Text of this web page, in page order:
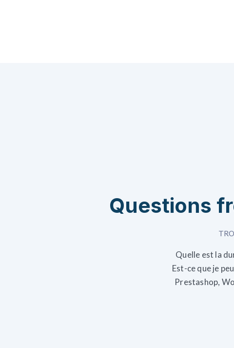
Questions
Quelle est la
Est-ce que je
Prestashop,